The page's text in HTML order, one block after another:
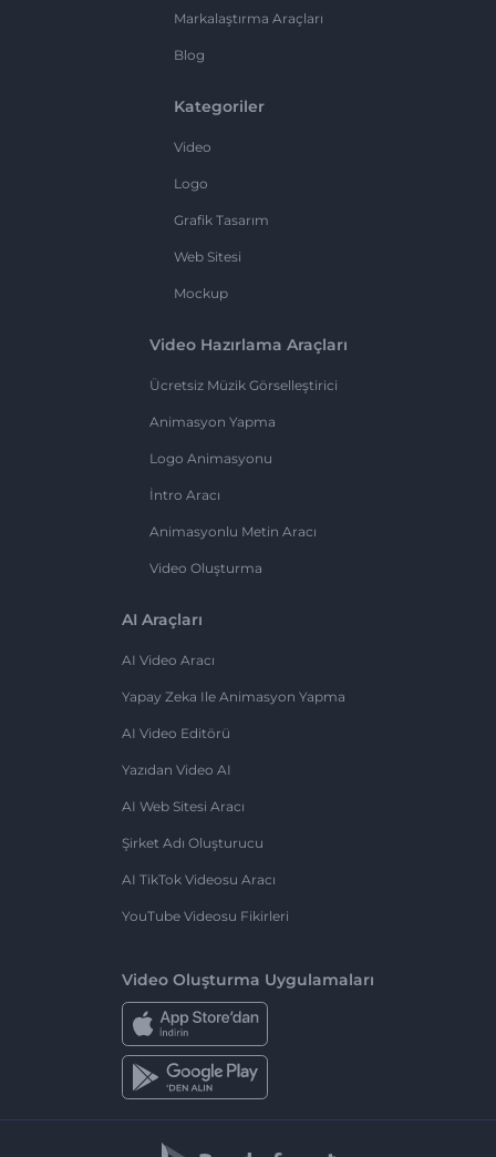
Markalaştırma Araçları
Blog
Kategoriler
Video
Logo
Grafik Tasarım
Web Sitesi
Mockup
Video Hazırlama Araçları
Ücretsiz Müzik Görselleştirici
Animasyon Yapma
Logo Animasyonu
İntro Aracı
Animasyonlu Metin Aracı
Video Oluşturma
AI Araçları
AI Video Aracı
Yapay Zeka Ile Animasyon Yapma
AI Video Editörü
Yazıdan Video AI
AI Web Sitesi Aracı
Şirket Adı Oluşturucu
AI TikTok Videosu Aracı
YouTube Videosu Fikirleri
Video Oluşturma Uygulamaları